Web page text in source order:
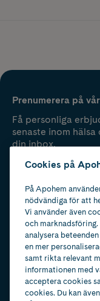
Prenumerera på
Få personliga
senaste inom
din inbox.
Cookies på
På Apohem
nödvändiga för att
Vi använder även
och
analysera
en mer
samt rikta relevant
informationen med
acceptera cookies
cookies. Du kan